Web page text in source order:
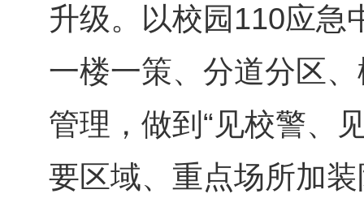
升级。以校园110应急
一楼一策、分道分区
管理，做到“见校警、
要区域、重点场所加